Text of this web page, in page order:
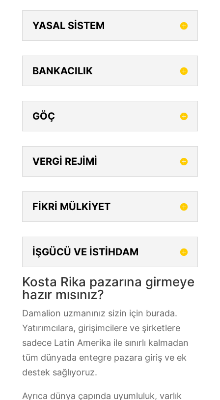
YASAL SİSTEM
BANKACILIK
GÖÇ
VERGİ REJİMİ
FİKRİ MÜLKİYET
İŞGÜCÜ VE İSTİHDAM
Kosta Rika pazarına girmeye
hazır mısınız?
Damalion uzmanınız sizin için burada.
Yatırımcılara, girişimcilere ve şirketlere
sadece Latin Amerika ile sınırlı kalmadan
tüm dünyada entegre pazara giriş ve ek
destek sağlıyoruz.
Ayrıca dünya çapında uyumluluk, varlık